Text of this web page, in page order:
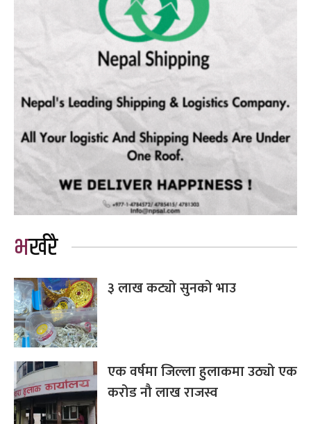
भर्खरै
३ लाख कट्यो सुनको भाउ
एक वर्षमा जिल्ला हुलाकमा उठ्यो एक
करोड नौ लाख राजस्व